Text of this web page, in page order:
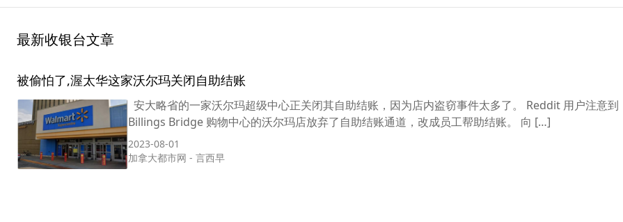
最新收银台文章
被偷怕了,渥太华这家沃尔玛关闭自助结账
安大略省的一家沃尔玛超级中心正关闭其自助结账，因为店内盗窃事件太多了。 Reddit 用户注意到
Billings Bridge 购物中心的沃尔玛店放弃了自助结账通道，改成员工帮助结账。 向 […]
2023-08-01
加拿大都市网 - 言西早